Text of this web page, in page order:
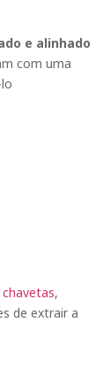
e alinhado
com uma
chavetas,
de extrair a